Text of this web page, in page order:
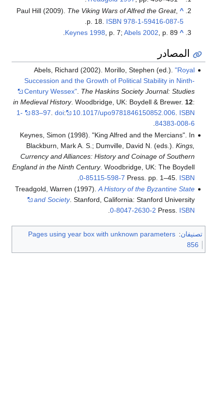
^
Paul Hill (2009). The Viking Wars of Alfred the Great,
p. 18. ISBN 978-1-59416-087-5
^
Keynes 1998 , p. 7;Abels 2002 , p. 89.
المصادر
Abels, Richard (2002). Morillo, Stephen (ed.). "Royal
Succession and the Growth of Political Stability in Ninth-
Century Wessex". The Haskins Society Journal: Studies
in Medieval History. Woodbridge, UK: Boydell & Brewer. 12:
83–97. doi: 10.1017/upo9781846150852.006. ISBN
1-
84383-008-6
.
Keynes, Simon (1998). "King Alfred and the Mercians". In
Blackburn, Mark A. S.; Dumville, David N. (eds.). Kings,
Currency and Alliances: History and Coinage of Southern
England in the Ninth Century. Woodbridge, UK: The Boydell
Press. pp. 1–45. ISBN
0-85115-598-7
Treadgold, Warren (1997). A History of the Byzantine State
and Society. Stanford, California: Stanford University
Press. ISBN
0-8047-2630-2
تصنيفان:
Pages using year box with unknown parameters
856